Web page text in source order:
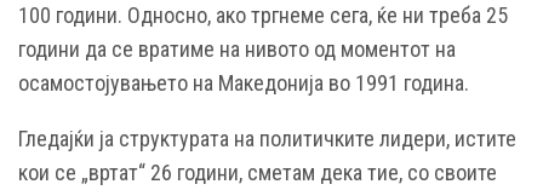
100 години. Односно, ако тргнеме сега, ќе ни треба 25
години да се вратиме на нивото од моментот на
осамостојувањето на Македонија во 1991 година.
Гледајќи ја структурата на политичките лидери, истите
кои се „вртат“ 26 години, сметам дека тие, со своите